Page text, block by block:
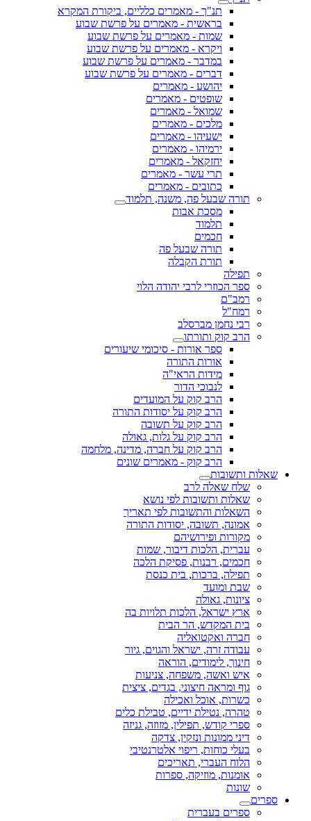
תנ"ך - מאמרים כלליים, ביקורת המקרא
בראשית - מאמרים על פרשת שבוע
שמות - מאמרים על פרשת שבוע
ויקרא - מאמרים על פרשת שבוע
במדבר - מאמרים על פרשת שבוע
דברים - מאמרים על פרשת שבוע
יהושע - מאמרים
שופטים - מאמרים
שמואל - מאמרים
מלכים - מאמרים
ישעיהו - מאמרים
ירמיהו - מאמרים
יחזקאל - מאמרים
תרי עשר - מאמרים
כתובים - מאמרים
תורה שבעל פה, משנה, תלמוד
מסכת אבות
תלמוד
חכמים
תורה שבעל פה
תורת הקבלה
תפילה
ספר הכוזרי לרבי יהודה הלוי
רמב"ם
רמח"ל
רבי נחמן מברסלב
הרב קוק ותורתו
ספר אורות - סיכומי שיעורים
אורות התורה
מידות הראי"ה
לנבוכי הדור
הרב קוק על המועדים
הרב קוק על יסודות התורה
הרב קוק על תשובה
הרב קוק על גלות, גאולה
הרב קוק על חברה, מדינה, מלחמה
הרב קוק - מאמרים שונים
שאלות ותשובות
שלח שאלה לרב
שאלות ותשובות לפי נושא
השאלות והתשובות לפי תאריך
אמונה, תשובה, יסודות התורה
מקורות ופירושיהם
עברית, הלכות דיבור, שמות
חכמים, רבנות, פסיקת הלכה
תפילה, ברכות, בית כנסת
שבת ומועד
ציונות, גאולה
ארץ ישראל, הלכות תלויות בה
בית המקדש, הר הבית
חברה ואקטואליה
עבודה זרה, ישראל והגוים, גיור
חינוך, לימודים, הוראה
איש ואשה, משפחה, צניעות
גוף ומראה חיצוני, בגדים, ציצית
כשרות, אוכל ואכילה
טהרה, נטילת ידיים, טבילת כלים
ספרי קודש, תפילין, מזוזה, גניזה
דיני ממונות ונזקין, צדקה
בעלי כוחות, ריפוי אלטרנטיבי
הלוח העברי, תאריכים
אומנות, מוזיקה, ספרות
שונות
ספרים
ספרים בעברית